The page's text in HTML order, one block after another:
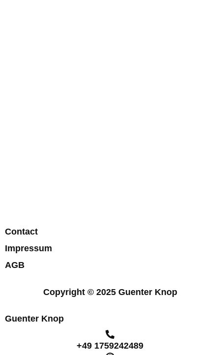
Contact
Impressum
AGB
Copyright © 2025 Guenter Knop
Guenter Knop
+49 1759242489